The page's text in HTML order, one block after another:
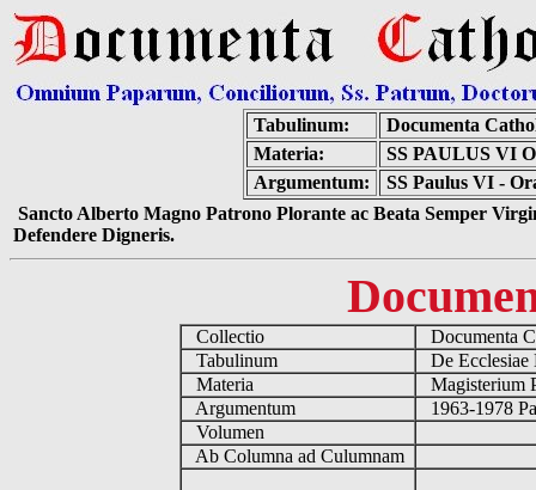
Tabulinum:
Documenta
Materia:
SS PAULUS VI
Argumentum:
SS Paulus VI -
Sancto Alberto Magno Patrono Plorante ac Beata Semper
Defendere Digneris.
Collectio
Documenta
Tabulinum
De
Materia
Magisterium
Argumentum
1963-1978
Volumen
Ab Columna ad Culumnam